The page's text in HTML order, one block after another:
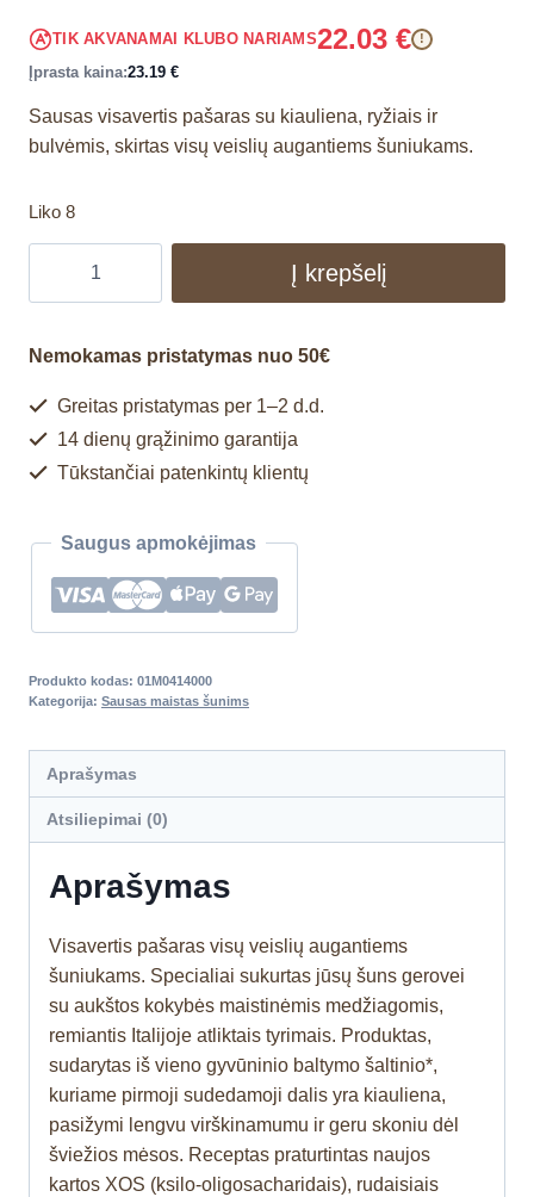
TIK AKVANAMAI KLUBO NARIAMS22.03€ !
Įprasta kaina:23.19 €
Sausas visavertis pašaras su kiauliena, ryžiais ir
bulvėmis, skirtas visų veislių augantiems šuniukams.
Liko 8
Į krepšelį
Nemokamas pristatymas nuo 50€
Greitas pristatymas per 1–2 d.d.
14 dienų grąžinimo garantija
Tūkstančiai patenkintų klientų
Saugus apmokėjimas
Produkto kodas: 01M0414000
Kategorija: Sausas maistas šunims
Aprašymas
Atsiliepimai (0)
Aprašymas
Visavertis pašaras visų veislių augantiems
šuniukams. Specialiai sukurtas jūsų šuns gerovei
su aukštos kokybės maistinėmis medžiagomis,
remiantis Italijoje atliktais tyrimais. Produktas,
sudarytas iš vieno gyvūninio baltymo šaltinio*,
kuriame pirmoji sudedamoji dalis yra kiauliena,
pasižymi lengvu virškinamumu ir geru skoniu dėl
šviežios mėsos. Receptas praturtintas naujos
kartos XOS (ksilo-oligosacharidais), rudaisiais